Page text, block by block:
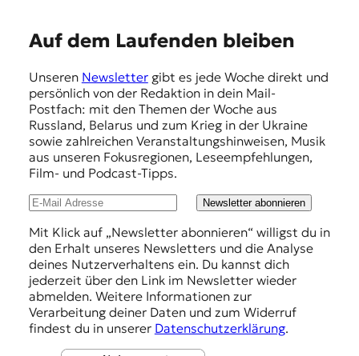
Auf dem Laufenden bleiben
Unseren Newslettergibt es jede Woche direkt und
persönlich von der Redaktion in dein Mail-
Postfach: mit den Themen der Woche aus
Russland, Belarus und zum Krieg in der Ukraine
sowie zahlreichen Veranstaltungshinweisen, Musik
aus unseren Fokusregionen, Leseempfehlungen,
Film- und Podcast-Tipps.
Newsletter abonnieren
Mit Klick auf „Newsletter abonnieren“ willigst du in
den Erhalt unseres Newsletters und die Analyse
deines Nutzerverhaltens ein. Du kannst dich
jederzeit über den Link im Newsletter wieder
abmelden. Weitere Informationen zur
Verarbeitung deiner Daten und zum Widerruf
findest du in unserer Datenschutzerklärung.